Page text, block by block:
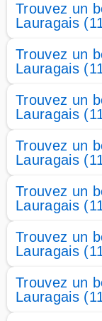
Trouvez un
Lauragais
Trouvez un
Lauragais
Trouvez un
Lauragais
Trouvez un
Lauragais
Trouvez un
Lauragais
Trouvez un
Lauragais
Trouvez un
Lauragais